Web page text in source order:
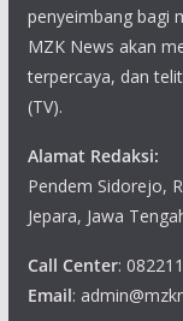
penyeimbang bagi
MZK News akan
terpercaya, dan
(TV).
Alamat Redaksi:
Pendem Sidorejo,
Jepara, Jawa
Call Center:
Email: